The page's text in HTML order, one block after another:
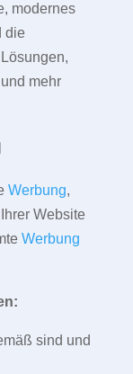
modernes
die
Lösungen,
und mehr
Werbung,
Website
Werbung
sind und